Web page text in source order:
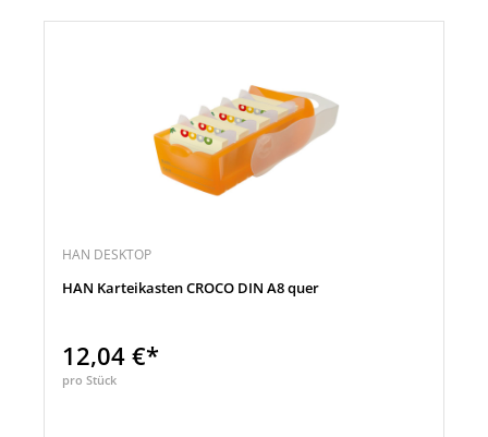
HAN DESKTOP
HAN Karteikasten CROCO DIN A8 quer
12,04 €*
pro Stück